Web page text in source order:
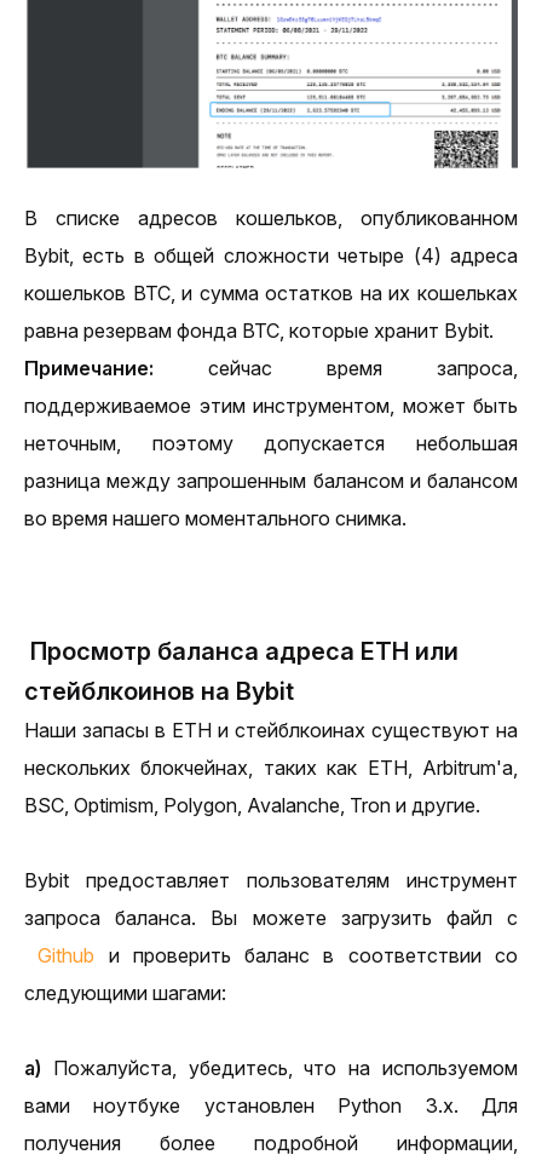
В списке адресов кошельков, опубликованном
Bybit, есть в общей сложности четыре (4) адреса
кошельков BTC, и сумма остатков на их кошельках
равна резервам фонда BTC, которые хранит Bybit.
Примечание: сейчас время запроса,
поддерживаемое этим инструментом, может быть
неточным, поэтому допускается небольшая
разница между запрошенным балансом и балансом
во время нашего моментального снимка.
Просмотр баланса адреса ETH или
стейблкоинов на Bybit
Наши запасы в ETH и стейблкоинах существуют на
нескольких блокчейнах, таких как ETH, Arbitrum'а,
BSC, Optimism, Polygon, Avalanche, Tron и другие.
Bybit предоставляет пользователям инструмент
запроса баланса. Вы можете загрузить файл с
Github и проверить баланс в соответствии со
следующими шагами:
a) Пожалуйста, убедитесь, что на используемом
вами ноутбуке установлен Python 3.x. Для
получения более подробной информации,